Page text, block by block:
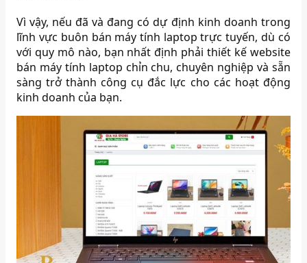
Vì vậy, nếu đã và đang có dự định kinh doanh trong
lĩnh vực buôn bán máy tính laptop trực tuyến, dù có
với quy mô nào, bạn nhất định phải thiết kế website
bán máy tính laptop chỉn chu, chuyên nghiệp và sẵn
sàng trở thành công cụ đắc lực cho các hoạt động
kinh doanh của bạn.